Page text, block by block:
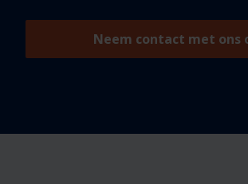
Neem contact met ons